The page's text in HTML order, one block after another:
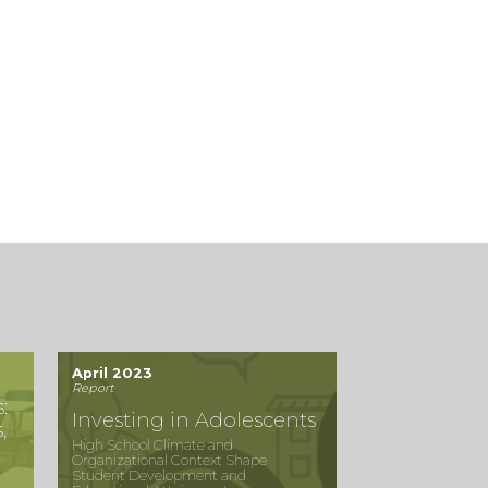
April 2023
Report
Investing in Adolescents
High School Climate and
Organizational Context Shape
Student Development and